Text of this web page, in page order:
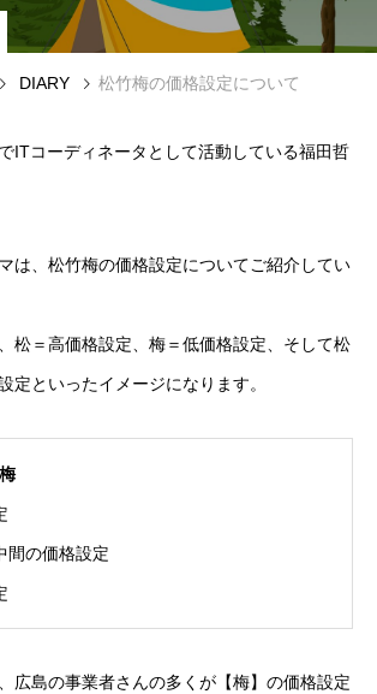
保育士専門求人サイト JIBUN IC
DIARY 松竹梅の価格設定について
ITコーディネータとして活動している福田哲
は、松竹梅の価格設定についてご紹介してい
松＝高価格設定、梅＝低価格設定、そして松
定といったイメージになります。
間の価格設定
広島の事業者さんの多くが【梅】の価格設定